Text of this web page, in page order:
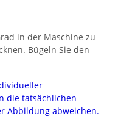
in der Maschine zu
Bügeln Sie den
die tatsächlichen
Abbildung abweichen.